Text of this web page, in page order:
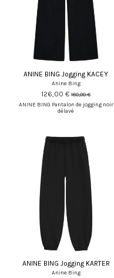
ANINE BING Jogging KACEY
Anine Bing
126,00 €180,00 €
ANINE BING Pantalon de jogging noir
délavé
ANINE BING Jogging KARTER
Anine Bing